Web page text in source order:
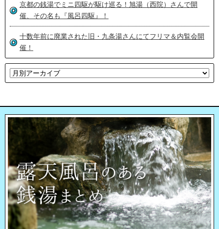
京都の銭湯でミニ四駆が駆け巡る！旭湯（西院）さんで開
催、その名も『風呂四駆』！
十数年前に廃業された旧・九条湯さんにてフリマ＆内覧会開
催！